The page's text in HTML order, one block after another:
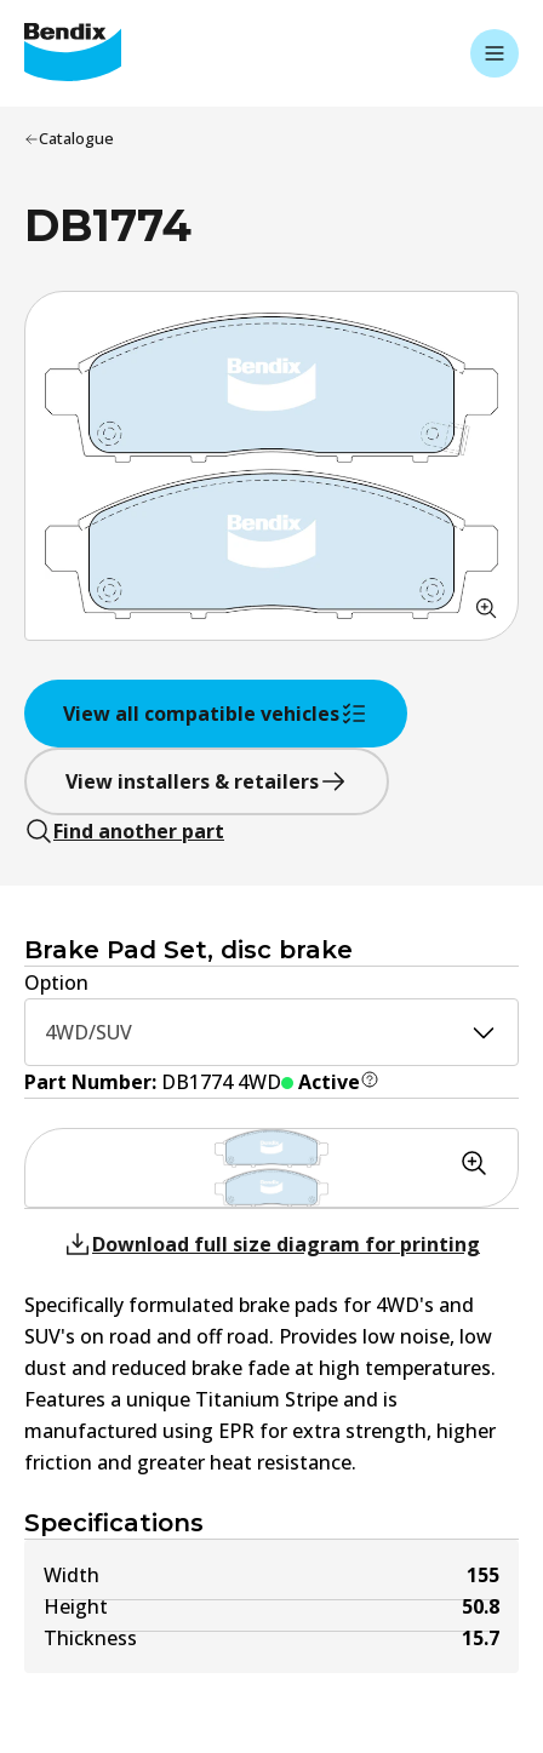
Catalogue
DB1774
View all compatible vehicles
View installers & retailers
Find another part
Brake Pad Set, disc brake
Option
4WD/SUV
Part Number: DB1774 4WD Active
Specifications
Width
155
Height
50.8
Thickness
15.7
Download full size diagram for printing
Specifically formulated brake pads for 4WD's and
SUV's on road and off road. Provides low noise, low
dust and reduced brake fade at high temperatures.
Features a unique Titanium Stripe and is
manufactured using EPR for extra strength, higher
friction and greater heat resistance.